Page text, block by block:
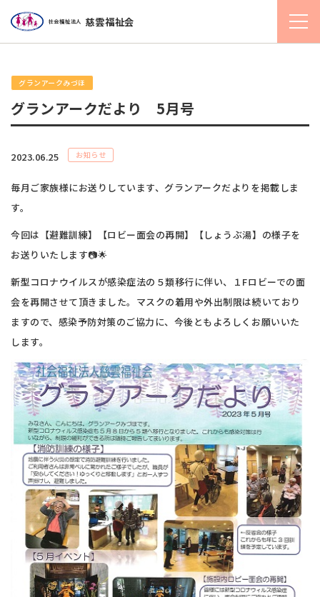
社会福祉法人 慈雲福祉会
グランアークみづほ
グランアークだより 5月号
2023.06.25 お知らせ
毎月ご家族様にお送りしています、グランアークだよりを掲載しま
す。
今回は【避難訓練】【ロビー面会の再開】【しょうぶ湯】の様子を
お送りいたします📷🌟
新型コロナウイルスが感染症法の５類移行に伴い、１Fロビーでの面
会を再開させて頂きました。マスクの着用や外出制限は続いており
ますので、感染予防対策のご協力に、今後ともよろしくお願いいた
します。